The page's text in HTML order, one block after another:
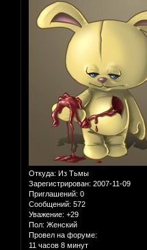
Откуда: Из Тьмы
Зарегистрирован: 2007-11-09
Приглашений: 0
Сообщений: 572
Уважение: +29
Пол: Женский
Провел на форуме:
11 часов 8 минут